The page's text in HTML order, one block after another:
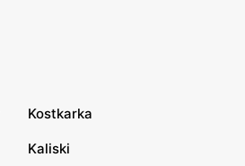
Kostkarka
Kaliski